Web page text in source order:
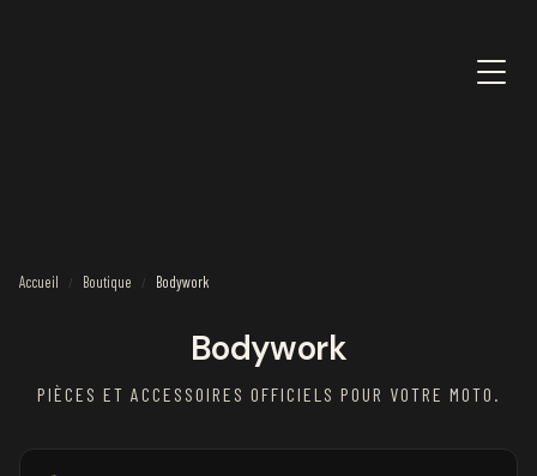
Accueil / Boutique / Bodywork
Bodywork
PIÈCES ET ACCESSOIRES OFFICIELS POUR VOTRE MOTO.